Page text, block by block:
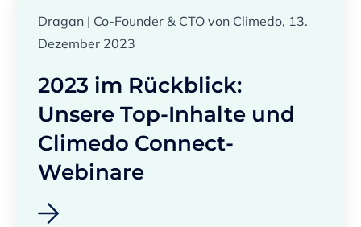
Dragan | Co-Founder & CTO von Climedo, 13.
Dezember 2023
2023 im Rückblick:
Unsere Top-Inhalte und
Climedo Connect-
Webinare